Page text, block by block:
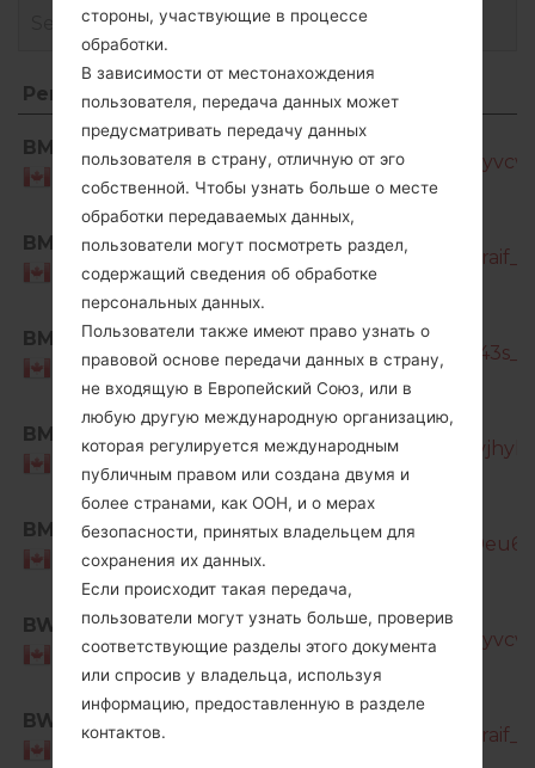
Регион
Название файла
Регион
Название файла
BMC
Canada
SM-
BMC
Canada
SM-
BMC
Canada
SM-
BMC
Canada
SM-
BMC
Canada
SM-
BWA
Canada
SM-
BWA
SM-
стороны, участвующие в процессе
обработки.
В зависимости от местонахождения
пользователя, передача данных может
предусматривать передачу данных
пользователя в страну, отличную от эго
собственной. Чтобы узнать больше о месте
обработки передаваемых данных,
пользователи могут посмотреть раздел,
содержащий сведения об обработке
персональных данных.
Пользователи также имеют право узнать о
правовой основе передачи данных в страну,
не входящую в Европейский Союз, или в
любую другую международную организацию,
которая регулируется международным
публичным правом или создана двумя и
более странами, как ООН, и о мерах
безопасности, принятых владельцем для
сохранения их данных.
Если происходит такая передача,
пользователи могут узнать больше, проверив
соответствующие разделы этого документа
или спросив у владельца, используя
информацию, предоставленную в разделе
контактов.